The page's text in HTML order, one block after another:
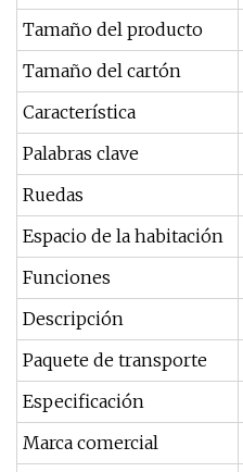
Tamaño del producto
Tamaño del cartón
Característica
Palabras clave
Ruedas
Espacio de la habitación
Funciones
Descripción
Paquete de transporte
Especificación
Marca comercial